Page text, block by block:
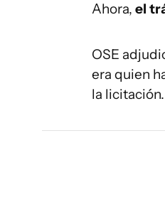
Ahora, el
OSE
era quien
la licitación.